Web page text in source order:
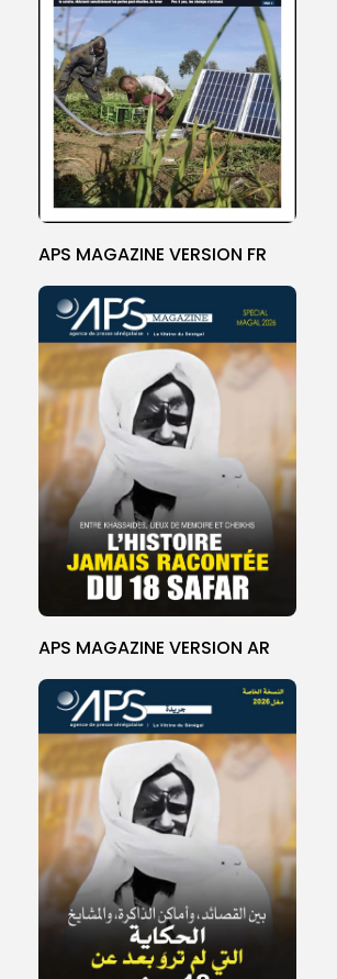
APS MAGAZINE VERSION FR
APS MAGAZINE VERSION AR